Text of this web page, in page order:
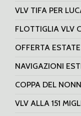
VLV TIFA PER
FLOTTIGLIA VLV
OFFERTA ESTATE
NAVIGAZIONI
COPPA DEL
VLV ALLA 151